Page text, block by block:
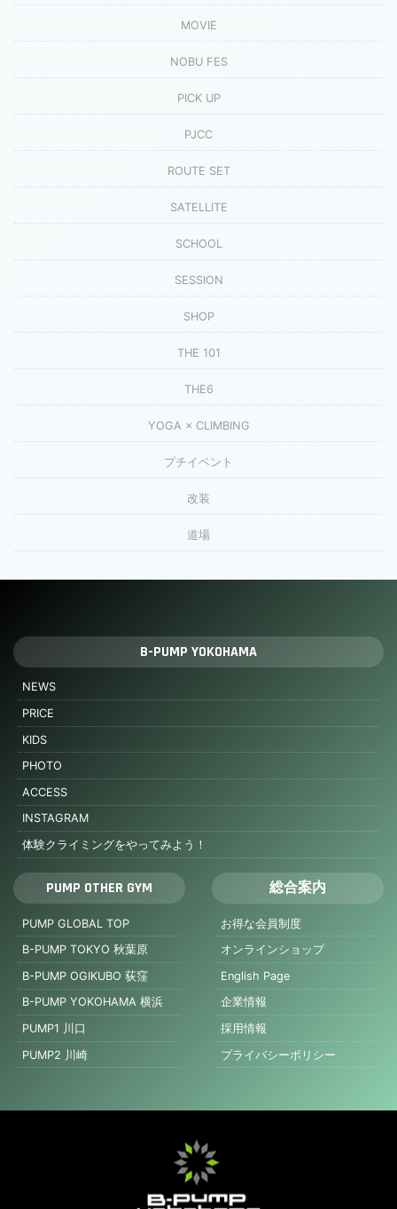
MOVIE
NOBU FES
PICK UP
PJCC
ROUTE SET
SATELLITE
SCHOOL
SESSION
SHOP
THE 101
THE6
YOGA × CLIMBING
プチイベント
改装
道場
B-PUMP YOKOHAMA
NEWS
PRICE
KIDS
PHOTO
ACCESS
INSTAGRAM
体験クライミングをやってみよう！
PUMP OTHER GYM
PUMP GLOBAL TOP
B-PUMP TOKYO 秋葉原
B-PUMP OGIKUBO 荻窪
B-PUMP YOKOHAMA 横浜
PUMP1 川口
PUMP2 川崎
総合案内
お得な会員制度
オンラインショップ
English Page
企業情報
採用情報
プライバシーポリシー